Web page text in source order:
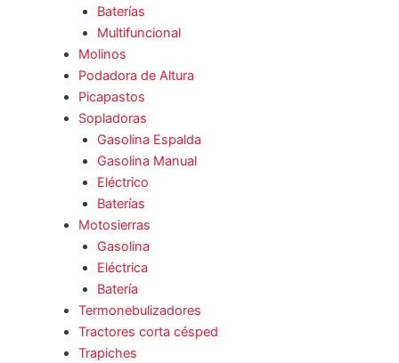
Baterías
Multifuncional
Molinos
Podadora de Altura
Picapastos
Sopladoras
Gasolina Espalda
Gasolina Manual
Eléctrico
Baterías
Motosierras
Gasolina
Eléctrica
Batería
Termonebulizadores
Tractores corta césped
Trapiches